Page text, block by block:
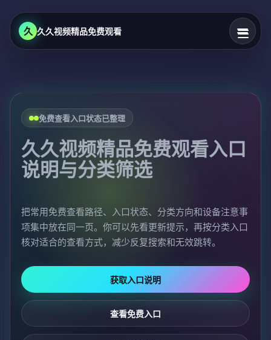
久 久久视频精品免费观看
免费查看入口状态已整理
久久视频精品免费观看入口
说明与分类筛选
把常用免费查看路径、入口状态、分类方向和设备注意事
项集中放在同一页。你可以先看更新提示，再按分类入口
核对适合的查看方式，减少反复搜索和无效跳转。
获取入口说明
查看免费入口